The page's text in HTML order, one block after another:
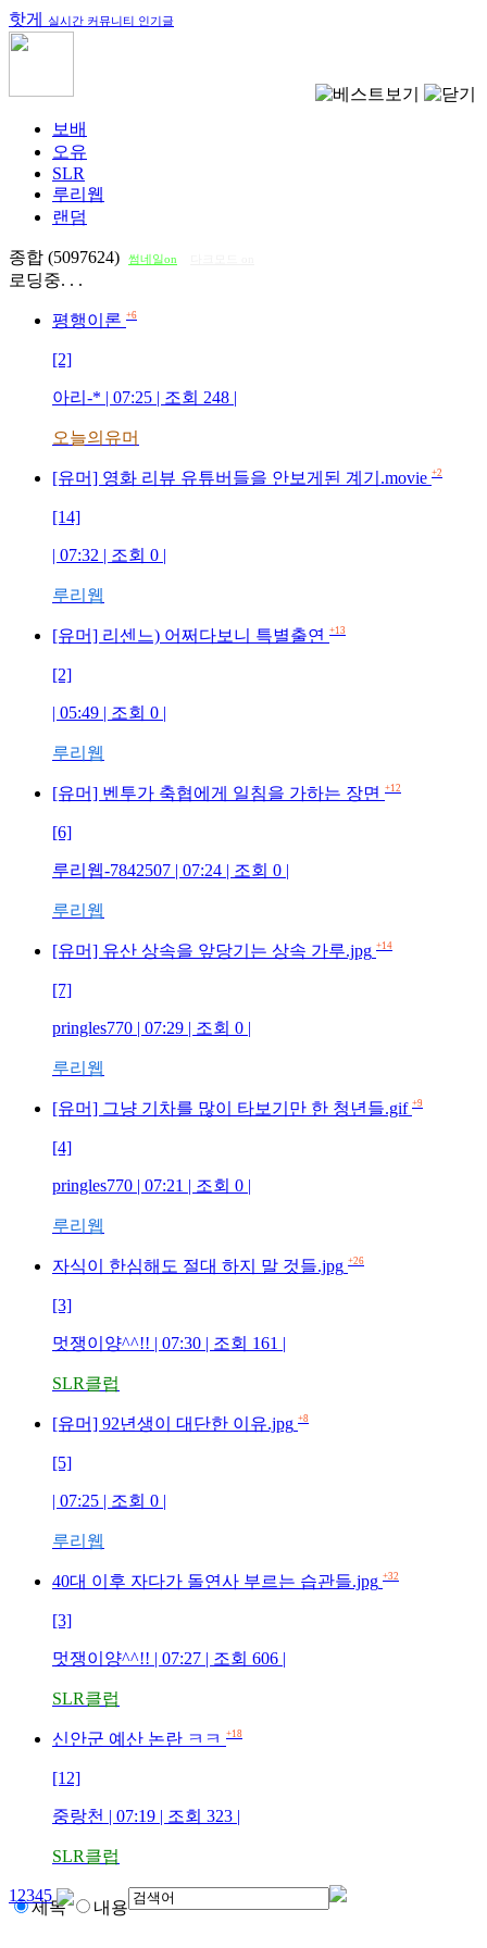
핫게 실시간 커뮤니티 인기글
보배
오유
SLR
루리웹
랜덤
종합 (5097624) 썸네일on
로딩중. . .
평행이론 +6
[2]
아리-* | 07:25 | 조회 248 |
오늘의유머
[유머] 영화 리뷰 유튜버들을 안보게된 계기.movie +2
[14]
| 07:32 | 조회 0 |
루리웹
[유머] 리센느) 어쩌다보니 특별출연 +13
[2]
| 05:49 | 조회 0 |
루리웹
[유머] 벤투가 축협에게 일침을 가하는 장면 +12
[6]
루리웹-7842507 | 07:24 | 조회 0 |
루리웹
[유머] 유산 상속을 앞당기는 상속 가루.jpg +14
[7]
pringles770 | 07:29 | 조회 0 |
루리웹
[유머] 그냥 기차를 많이 타보기만 한 청년들.gif +9
[4]
pringles770 | 07:21 | 조회 0 |
루리웹
자식이 한심해도 절대 하지 말 것들.jpg +26
[3]
멋쟁이양^^!! | 07:30 | 조회 161 |
SLR클럽
[유머] 92년생이 대단한 이유.jpg +8
[5]
| 07:25 | 조회 0 |
루리웹
40대 이후 자다가 돌연사 부르는 습관들.jpg +32
[3]
멋쟁이양^^!! | 07:27 | 조회 606 |
SLR클럽
신안군 예산 논란 ㅋㅋ +18
[12]
중랑천 | 07:19 | 조회 323 |
SLR클럽
12345
제목 내용